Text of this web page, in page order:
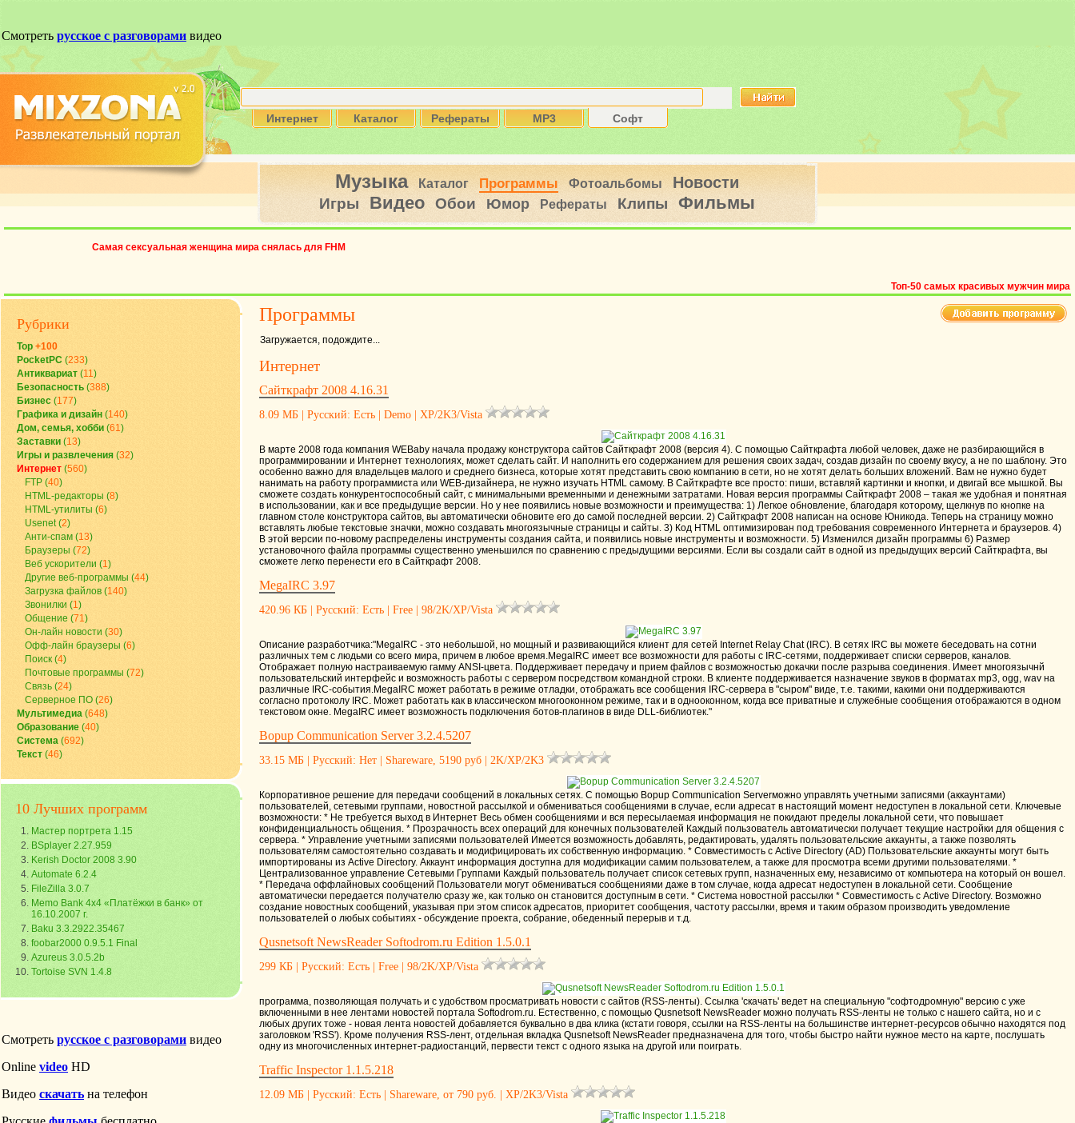
Интернет Каталог Рефераты MP3 Софт
Музыка Каталог Программы Фотоальбомы Новости
Игры Видео Обои Юмор Рефераты Клипы Фильмы
Самая сексуальная женщина мира снялась для FHM
Топ-50 самых красивых мужчин мира
Рубрики
Top +100
PocketPC (233)
Антиквариат (11)
Безопасность (388)
Бизнес (177)
Графика и дизайн (140)
Дом, семья, хобби (61)
Заставки (13)
Игры и развлечения (32)
Интернет (560)
FTP (40)
HTML-редакторы (8)
HTML-утилиты (6)
Usenet(2)
Анти-спам (13)
Браузеры (72)
Веб ускорители (1)
Другие веб-программы (44)
Загрузка файлов (140)
Звонилки (1)
Общение (71)
Он-лайн новости (30)
Офф-лайн браузеры (6)
Поиск (4)
Почтовые программы (72)
Связь (24)
Серверное ПО (26)
Мультимедиа (648)
Образование (40)
Система (692)
Текст (46)
10 Лучших программ
Мастер портрета 1.15
BSplayer 2.27.959
Kerish Doctor 2008 3.90
Automate 6.2.4
FileZilla 3.0.7
Memo Bank 4x4 «Платёжки в банк» от
16.10.2007 г.
Baku 3.3.2922.35467
foobar2000 0.9.5.1 Final
Azureus 3.0.5.2b
Tortoise SVN 1.4.8
Программы
Загружается, подождите...
Интернет
Сайткрафт 2008 4.16.31
8.09 МБ | Русский: Есть | Demo | XP/2K3/Vista
В марте 2008 года компания WEBaby начала продажу конструктора сайтов Сайткрафт 2008 (версия 4). С помощью Сайткрафта любой человек, даже не разбирающийся в
программировании и Интернет технологиях, может сделать сайт. И наполнить его содержанием для решения своих задач, создав дизайн по своему вкусу, а не по шаблону. Это
особенно важно для владельцев малого и среднего бизнеса, которые хотят представить свою компанию в сети, но не хотят делать больших вложений. Вам не нужно будет
нанимать на работу программиста или WEB-дизайнера, не нужно изучать HTML самому. В Сайткрафте все просто: пиши, вставляй картинки и кнопки, и двигай все мышкой. Вы
сможете создать конкурентоспособный сайт, с минимальными временными и денежными затратами. Новая версия программы Сайткрафт 2008 – такая же удобная и понятная
в использовании, как и все предыдущие версии. Но у нее появились новые возможности и преимущества: 1) Легкое обновление, благодаря которому, щелкнув по кнопке на
главном столе конструктора сайтов, вы автоматически обновите его до самой последней версии. 2) Сайткрафт 2008 написан на основе Юникода. Теперь на страницу можно
вставлять любые текстовые значки, можно создавать многоязычные страницы и сайты. 3) Код HTML оптимизирован под требования современного Интернета и браузеров. 4)
В этой версии по-новому распределены инструменты создания сайта, и появились новые инструменты и возможности. 5) Изменился дизайн программы 6) Размер
установочного файла программы существенно уменьшился по сравнению с предыдущими версиями. Если вы создали сайт в одной из предыдущих версий Сайткрафта, вы
сможете легко перенести его в Сайткрафт 2008.
MegaIRC 3.97
420.96 КБ | Русский: Есть | Free | 98/2K/XP/Vista
Описание разработчика:"MegaIRC - это небольшой, но мощный и развивающийся клиент для сетей Internet Relay Chat (IRC). В сетях IRC вы можете беседовать на сотни
различных тем c людьми со всего мира, причем в любое время.MegaIRC имеет все возможности для работы с IRC-сетями, поддерживает списки серверов, каналов.
Отображает полную настраиваемую гамму ANSI-цвета. Поддерживает передачу и прием файлов с возможностью докачки после разрыва соединения. Имеет многоязычнй
пользовательский интерфейс и возможность работы с сервером посредством командной строки. В клиенте поддерживается назначение звуков в форматах mp3, ogg, wav на
различные IRC-события.MegaIRC может работать в режиме отладки, отображать все сообщения IRC-сервера в "сыром" виде, т.е. такими, какими они поддерживаются
согласно протоколу IRC. Может работать как в классическом многооконном режиме, так и в однооконном, когда все приватные и служебные сообщения отображаются в одном
текстовом окне. MegaIRC имеет возможность подключения ботов-плагинов в виде DLL-библиотек."
Bopup Communication Server 3.2.4.5207
33.15 МБ | Русский: Нет | Shareware, 5190 руб | 2K/XP/2K3
Корпоративное решение для передачи сообщений в локальных сетях. С помощью Bopup Communication Serverможно управлять учетными записями (аккаунтами)
пользователей, сетевыми группами, новостной рассылкой и обмениваться сообщениями в случае, если адресат в настоящий момент недоступен в локальной сети. Ключевые
возможности: * Не требуется выход в Интернет Весь обмен сообщениями и вся пересылаемая информация не покидают пределы локальной сети, что повышает
конфиденциальность общения. * Прозрачность всех операций для конечных пользователей Каждый пользователь автоматически получает текущие настройки для общения с
сервера. * Управление учетными записями пользователей Имеется возможность добавлять, редактировать, удалять пользовательские аккаунты, а также позволять
пользователям самостоятельно создавать и модифицировать их собственную информацию. * Совместимость с Active Directory (AD) Пользовательские аккаунты могут быть
импортированы из Active Directory. Аккаунт информация доступна для модификации самим пользователем, а также для просмотра всеми другими пользователями. *
Централизованное управление Сетевыми Группами Каждый пользователь получает список сетевых групп, назначенных ему, независимо от компьютера на который он вошел.
* Передача оффлайновых сообщений Пользователи могут обмениваться сообщениями даже в том случае, когда адресат недоступен в локальной сети. Сообщение
автоматически передается получателю сразу же, как только он становится доступным в сети. * Система новостной рассылки * Совместимость с Active Directory. Возможно
создание новостных сообщений, указывая при этом список адресатов, приоритет сообщения, частоту рассылки, время и таким образом производить уведомление
пользователей о любых событиях - обсуждение проекта, собрание, обеденный перерыв и т.д.
Qusnetsoft NewsReader Softodrom.ru Edition 1.5.0.1
299 КБ | Русский: Есть | Free | 98/2K/XP/Vista
программа, позволяющая получать и с удобством просматривать новости с сайтов (RSS-ленты). Ссылка 'скачать' ведет на специальную "софтодромную" версию с уже
включенными в нее лентами новостей портала Softodrom.ru. Естественно, с помощью Qusnetsoft NewsReader можно получать RSS-ленты не только с нашего сайта, но и с
любых других тоже - новая лента новостей добавляется буквально в два клика (кстати говоря, ссылки на RSS-ленты на большинстве интернет-ресурсов обычно находятся под
заголовком 'RSS'). Кроме получения RSS-лент, отдельная вкладка Qusnetsoft NewsReader предназначена для того, чтобы быстро найти нужное место на карте, послушать
одну из многочисленных интернет-радиостанций, первести текст с одного языка на другой или поиграть.
Traffic Inspector 1.1.5.218
12.09 МБ | Русский: Есть | Shareware, от 790 руб. | XP/2K3/Vista